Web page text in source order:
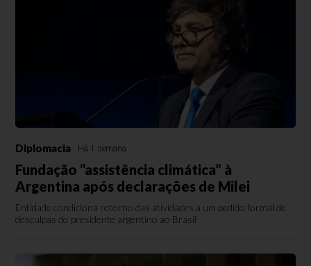
Diplomacia Há 1 semana
Fundação “assistência climática” à
Argentina após declarações de Milei
Entidade condiciona retorno das atividades a um pedido formal de
desculpas do presidente argentino ao Brasil